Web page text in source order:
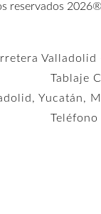
reservados 2026®
Valladolid
Tablaje
Yucatán,